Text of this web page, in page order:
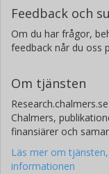
Feedback och
Om du har frågor,
feedback når du oss
Om tjänsten
Chalmers,
finansiärer och
Läs mer om
informationen